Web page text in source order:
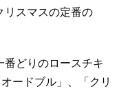
リスマスの定番の
番どりのロースチキ
ードブル」、「クリ